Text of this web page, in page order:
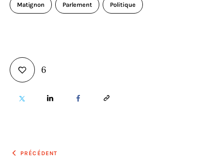
Matignon Parlement Politique
6
PRÉCÉDENT